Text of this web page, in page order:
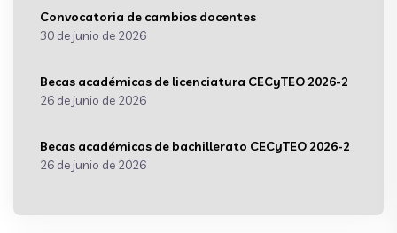
Convocatoria de cambios docentes
30 de junio de 2026
Becas académicas de licenciatura CECyTEO 2026-2
26 de junio de 2026
Becas académicas de bachillerato CECyTEO 2026-2
26 de junio de 2026